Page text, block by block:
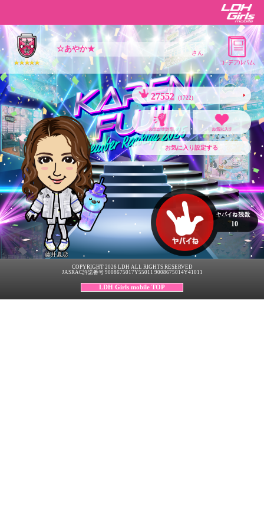
☆あやか★ さん
藤井夏恋
27552 (1722)
お気に入り設定する
10
COPYRIGHT 2026 LDH ALL RIGHTS RESERVED
JASRAC許諾番号 9008675017Y55011 9008675014Y41011
LDH Girls mobile TOP